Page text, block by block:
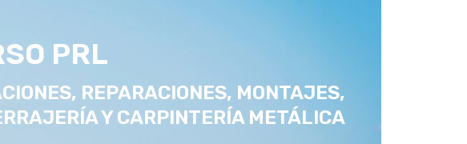
PRL
REPARACIONES, MONTAJES,
Y CARPINTERÍA METÁLICA